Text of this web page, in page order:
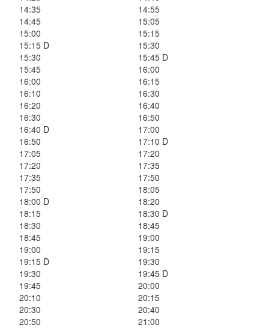
14:35
14:45
15:00
15:15 D
15:30
15:45
16:00
16:10
16:20
16:30
16:40 D
16:50
17:05
17:20
17:35
17:50
18:00 D
18:15
18:30
18:45
19:00
19:15 D
19:30
19:45
20:10
20:30
20:50
14:55
15:05
15:15
15:30
15:45 D
16:00
16:15
16:30
16:40
16:50
17:00
17:10 D
17:20
17:35
17:50
18:05
18:20
18:30 D
18:45
19:00
19:15
19:30
19:45 D
20:00
20:15
20:40
21:00